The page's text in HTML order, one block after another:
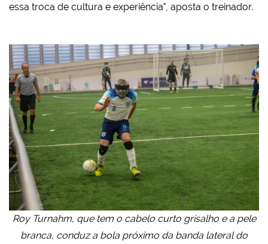
essa troca de cultura e experiência", aposta o treinador.
Roy Turnahm, que tem o cabelo curto grisalho e a pele
branca, conduz a bola próximo da banda lateral do